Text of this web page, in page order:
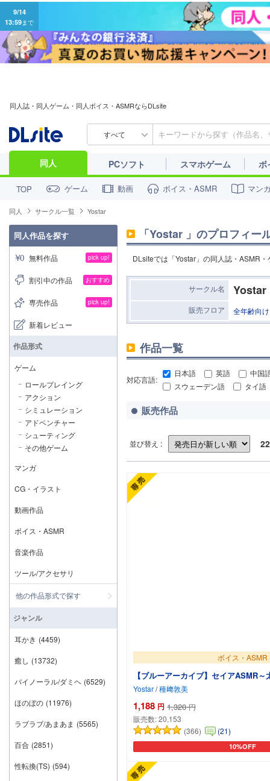
9/14
13:59まで
同人誌・同人ゲーム・同人ボイス・ASMRならDLsite
すべて
同人 PCソフト スマホゲーム ボ
TOP ゲーム 動画 ボイス・ASMR マン
同人 サークル一覧 Yostar
「Yostar 」のプロフィー
DLsiteでは「Yostar」の同人誌・ASMR
サークル名 Yostar
販売フロア 全年齢向け
作品一覧
対応言語:
日本語 英語
中国
スウェーデン語
タイ語
販売作品
並び替え : 22
ボイス・ASMR
【ブルーアーカイブ】セイアASMR
Yostar/種﨑敦美
1,188 円 1,320 円
販売数:20,153
(366)
(21)
10%OFF
カートに追加
同人作品を探す
無料作品 pick up!
割引中の作品 おすすめ
専売作品 pick up!
新着レビュー
作品形式
ゲーム
ロールプレイング
アクション
シミュレーション
アドベンチャー
シューティング
その他ゲーム
マンガ
CG・イラスト
動画作品
ボイス・ASMR
音楽作品
ツール/アクセサリ
他の作品形式で探す
ジャンル
耳かき (4459)
癒し (13732)
バイノーラル/ダミヘ (6529)
ほのぼの (11976)
ラブラブ/あまあま (5565)
百合 (2851)
性転換(TS) (594)